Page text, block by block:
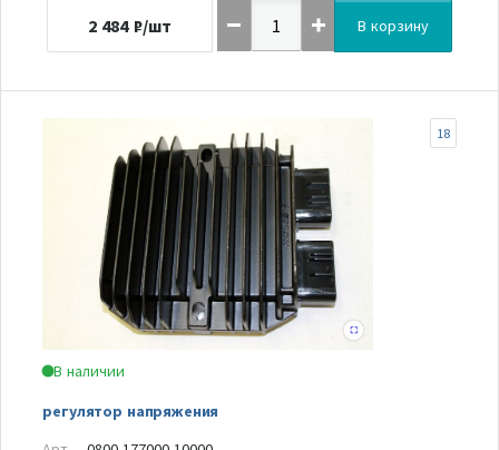
2 484 ₽/шт В корзину
В наличии
регулятор напряжения
18